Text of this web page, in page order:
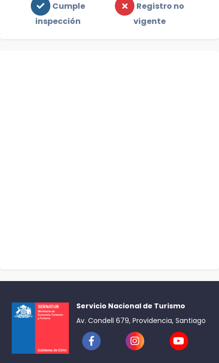
Cumple
inspección
Registro no
vigente
Servicio Nacional de Turismo
Av. Condell 679, Providencia, Santiago